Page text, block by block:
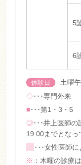
5
6
休診日
土曜
◇･･･専門外来
■･･･第1・3・5
◎･･･井上医師の
19:00までとなっ
･･･女性医師
※ ：木曜の診療